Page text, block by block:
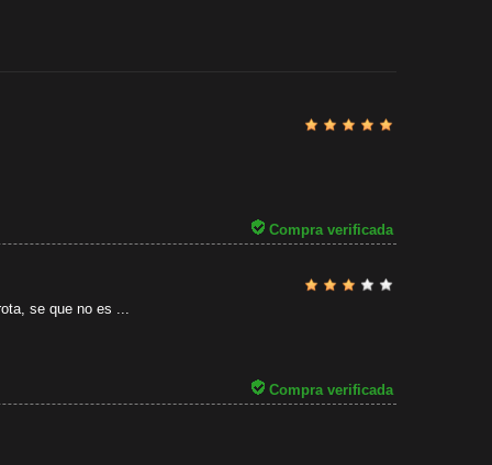
Compra verificada
se que no es ...
Compra verificada